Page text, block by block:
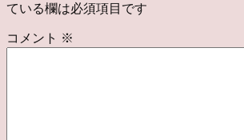
ている欄は必須項目です
コメント ※